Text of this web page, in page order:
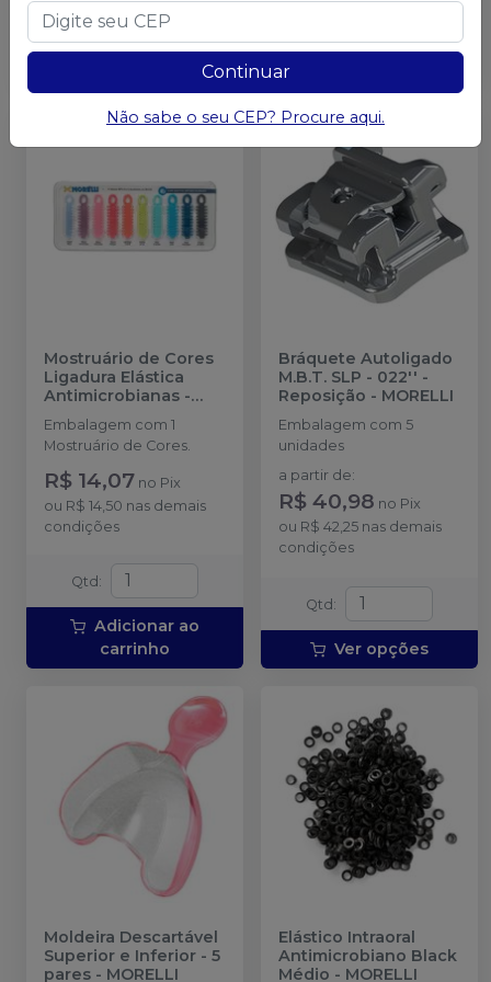
Adicionar ao
Adicionar ao
Mostruário de Cores
Ligadura Elástica
Antimicrobianas -
9170068
Embalagem com 1
Mostruário de Cores.
R$ 14,07 no Pix
ou R$ 14,50 nas demais
condições
Qtd:
Adicionar ao
carrinho
Bráquete Autoligado
M.B.T. SLP - 022'' -
Reposição - MORELLI
Embalagem com 5
unidades
a partir de:
R$ 40,98 no Pix
ou R$ 42,25 nas demais
condições
Qtd:
Ver opções
Moldeira Descartável
Superior e Inferior - 5
pares - MORELLI
Elástico Intraoral
Antimicrobiano Black
Médio - MORELLI
Continuar
Não sabe o seu CEP? Procure aqui.